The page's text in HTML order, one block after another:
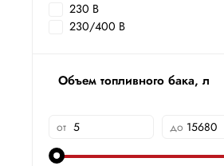
230 В
230/400 В
Объем топливного бака, л
от до